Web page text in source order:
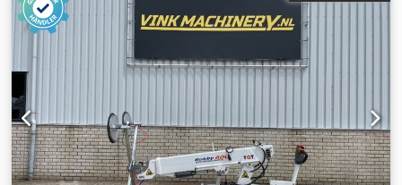
Abmessung: 2.250 x 3.050 x 1.600 mm - Rotordurchmesser:
ø 250 mm - Trichterabmessung: 1100 x 1000 mm -
Trichterinhalt: 750 Liter. - Produktion: 600 kg/St.
(Mischkabel) - Gewicht: 1.750 kg. - 1 Satz Forrec Original
Ersatzteile Dkedpfx Aeztauredwjr Zubehör: - Elektrischer
Hubtisch für Materialaufgabe - Transportband für
Schreddergutaustrag - Metallpodest Materialaufgabe Die
Maschine ist abgebaut und eingelagert. Somit kein
Funktionstest möglich. Nur Abholung in 14727 Premnitz